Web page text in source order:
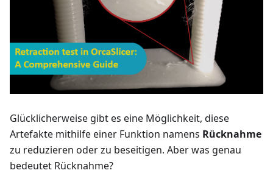
Glücklicherweise gibt es eine Möglichkeit, diese
Artefakte mithilfe einer Funktion namens Rücknahme
zu reduzieren oder zu beseitigen. Aber was genau
bedeutet Rücknahme?